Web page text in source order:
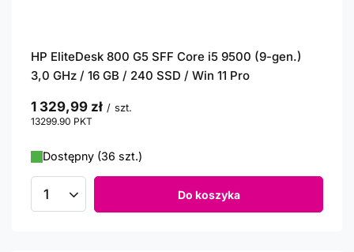
HP EliteDesk 800 G5 SFF Core i5 9500 (9-gen.)
3,0 GHz / 16 GB / 240 SSD / Win 11 Pro
1 329,99 zł / szt.
13299.90 PKT
Dostępny (36 szt.)
Ilość produktów Do koszyka